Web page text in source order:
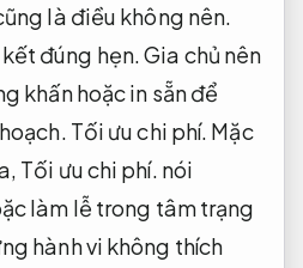
là điều không nên.
đúng hẹn. Gia chủ nên
khấn hoặc in sẵn để
Tối ưu chi phí. Mặc
Tối ưu chi phí. nói
làm lễ trong tâm trạng
hành vi không thích